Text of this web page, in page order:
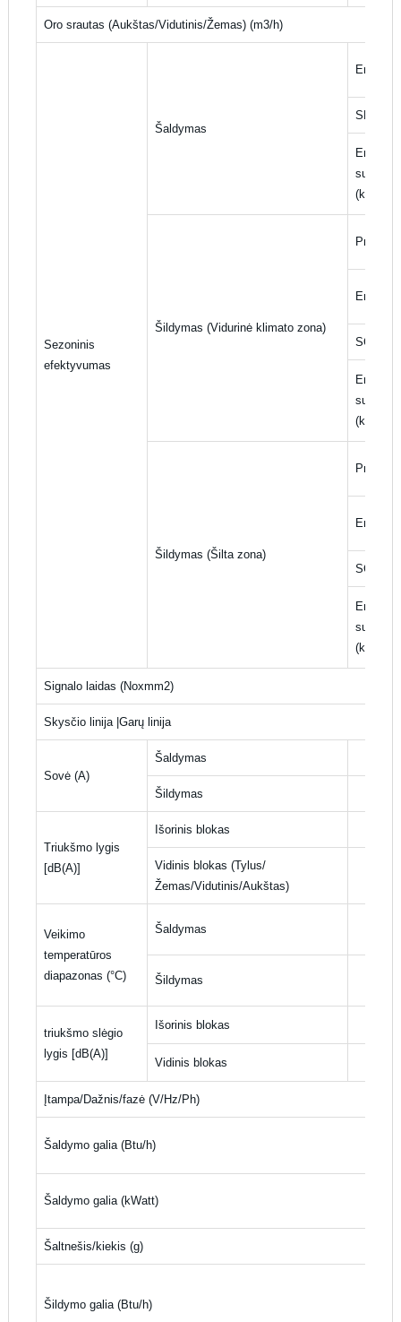
Oro srautas (Aukštas/Vidutinis/Žemas) (m3/h)
Sezoninis
efektyvumas
Šaldymas
SEER
(kWh/
Šildymas (Vidurinė klimato zona)
SCOP
(kWh/
Šildymas (Šilta zona)
SCOP
(kWh/
Signalo laidas (Noxmm2)
Skysčio linija |Garų linija
Sovė (A)
Šaldymas
Šildymas
Triukšmo lygis
[dB(A)]
Išorinis blokas
Vidinis blokas (Tylus/
Žemas/Vidutinis/Aukštas)
Veikimo
temperatūros
diapazonas (°C)
Šaldymas
Šildymas
triukšmo slėgio
lygis [dB(A)]
Išorinis blokas
Vidinis blokas
Įtampa/Dažnis/fazė (V/Hz/Ph)
Šaldymo galia (Btu/h)
Šaldymo galia (kWatt)
Šaltnešis/kiekis (g)
Šildymo galia (Btu/h)